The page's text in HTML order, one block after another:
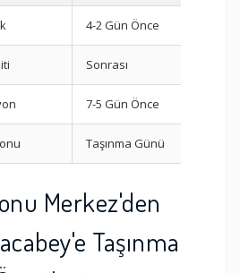
4-2 Gün Önce
Sonrası
7-5 Gün Önce
Taşınma Günü
Merkez'den
Taşınma